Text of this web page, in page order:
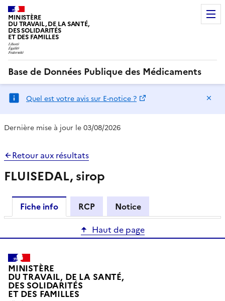
MINISTÈRE
DU TRAVAIL, DE LA SANTÉ,
DES SOLIDARITÉS
ET DES FAMILLES
Base de Données Publique des Médicaments
Quel est votre avis sur E-notice ?
Dernière mise à jour le 03/08/2026
Retour aux résultats
FLUISEDAL, sirop
Fiche info RCP
Notice
Haut de page
MINISTÈRE
DU TRAVAIL, DE LA SANTÉ,
DES SOLIDARITÉS
ET DES FAMILLES